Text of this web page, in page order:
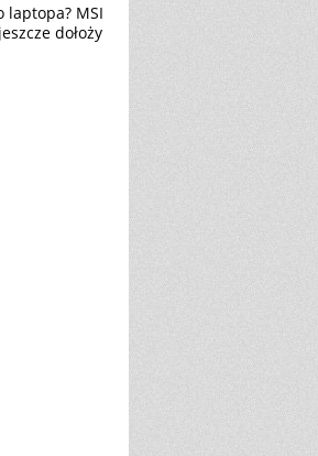
laptopa? MSI
dołoży